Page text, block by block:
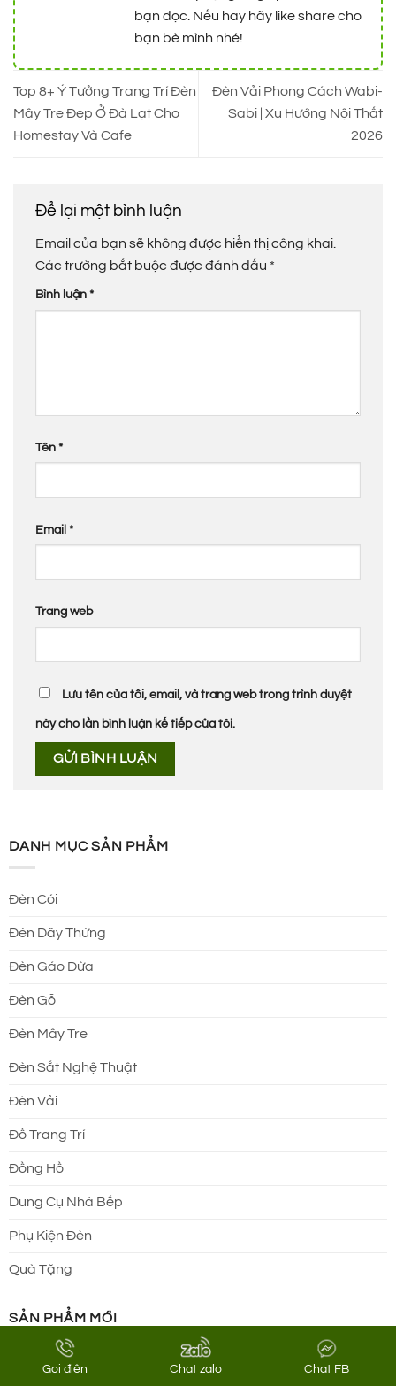
Gọi điện Chat zalo Chat FB
bạn đọc. Nếu hay hãy like share cho
bạn bè mình nhé!
Top 8+ Ý Tưởng Trang Trí Đèn
Mây Tre Đẹp Ở Đà Lạt Cho
Homestay Và Cafe
Đèn Vải Phong Cách Wabi-
Sabi | Xu Hướng Nội Thất
2026
Để lại một bình luận
Email của bạn sẽ không được hiển thị công khai.
Các trường bắt buộc được đánh dấu *
Bình luận *
Tên *
Email *
Trang web
Lưu tên của tôi, email, và trang web trong trình duyệt
này cho lần bình luận kế tiếp của tôi.
DANH MỤC SẢN PHẨM
Đèn Cói
Đèn Dây Thừng
Đèn Gáo Dừa
Đèn Gỗ
Đèn Mây Tre
Đèn Sắt Nghệ Thuật
Đèn Vải
Đồ Trang Trí
Đồng Hồ
Dung Cụ Nhà Bếp
Phụ Kiện Đèn
Quà Tặng
SẢN PHẨM MỚI
Đèn Gỗ: Mẫu đèn gỗ hộp chữ nhật đứng thon gọn